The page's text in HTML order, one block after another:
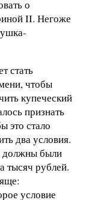
о
II. Негоже
стать
чтобы
купеческий
признать
это стало
два условия.
должны были
тысяч рублей.
условие